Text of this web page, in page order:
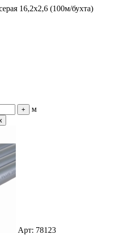
16,2x2,6 (100м/бухта)
+ м
Арт: 78123